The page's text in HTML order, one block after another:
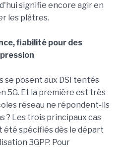
signifie encore agir en
les plâtres.
fiabilité pour des
se posent aux DSI tentés
5G. Et la première est très
réseau ne répondent-ils
? Les trois principaux cas
été spécifiés dès le départ
3GPP. Pour